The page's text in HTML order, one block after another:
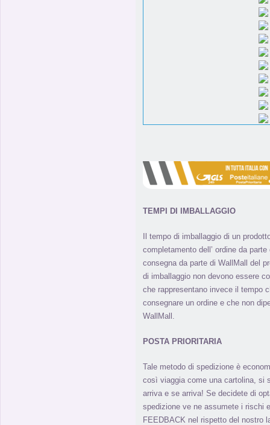
TEMPI DI IMBALLAGGIO
Il tempo di imballaggio di un
completamento dell’ ordine da
consegna da parte di WallMall del
di imballaggio non devono essere
che rappresentano invece il tempo
consegnare un ordine e che non
WallMall.
POSTA PRIORITARIA
Tale metodo di spedizione è
così viaggia come una cartolina, si
arriva e se arriva! Se decidete di
spedizione ve ne assumete i rischi
FEEDBACK nel rispetto del nostro